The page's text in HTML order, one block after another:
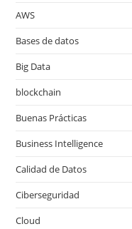
AWS
Bases de datos
Big Data
blockchain
Buenas Prácticas
Business Intelligence
Calidad de Datos
Ciberseguridad
Cloud